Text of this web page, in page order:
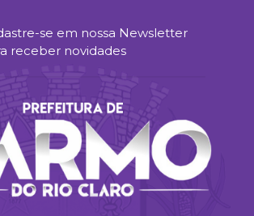
se em nossa Newsletter
receber novidades